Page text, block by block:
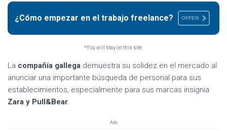
¿Cómo empezar en el trabajo freelance? OFFEN
*You will stay on this site.
La compañía gallega demuestra su solidez en el mercado al
anunciar una importante búsqueda de personal para sus
establecimientos, especialmente para sus marcas insignia
Zara y Pull&Bear.
Ads